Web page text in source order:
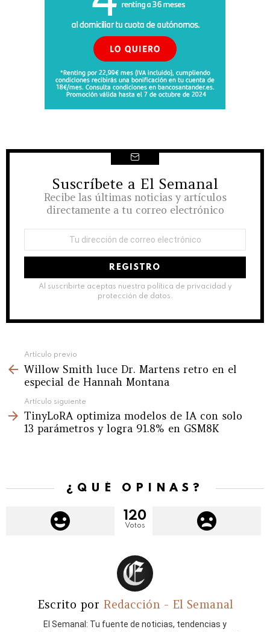
NEWSLETTER
Suscríbete a El Semanal
Recibe las últimas noticias y artículos
directamente a tu correo electrónico
correo
Al suscribirte aceptas nuestra política de privacidad y
protección de datos.
more
Artículo previo
Willow Smith luce Dr. Martens retro en el
especial de Hannah Montana
Artículo siguiente
TinyLoRA optimiza modelos de IA con solo
13 parámetros y logra 91.8% en GSM8K
¿QUÉ OPINAS?
120
Votos
Escrito por Redacción - El Semanal
El Semanal: Tu fuente de noticias, tendencias y